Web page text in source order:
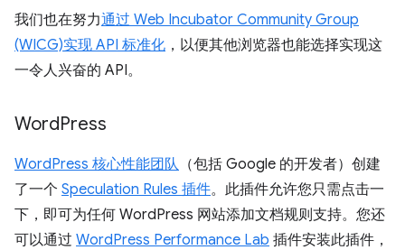
我们也在努力通过 Web Incubator Community Group
(WICG)实现 API 标准化 ，以便其他浏览器也能选择实现这
一令人兴奋的 API。
WordPress
WordPress 核心性能团队 （包括 Google 的开发者）创建
了一个 Speculation Rules 插件。此插件允许您只需点击一
下，即可为任何 WordPress 网站添加文档规则支持。您还
可以通过 WordPress Performance Lab 插件安装此插件，